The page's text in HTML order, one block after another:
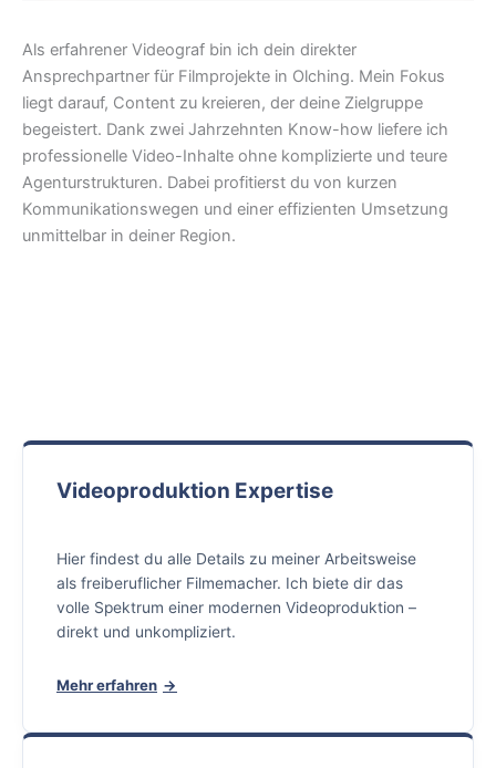
Als erfahrener Videograf bin ich dein direkter
Ansprechpartner für Filmprojekte in Olching. Mein Fokus
liegt darauf, Content zu kreieren, der deine Zielgruppe
begeistert. Dank zwei Jahrzehnten Know-how liefere ich
professionelle Video-Inhalte ohne komplizierte und teure
Agenturstrukturen. Dabei profitierst du von kurzen
Kommunikationswegen und einer effizienten Umsetzung
unmittelbar in deiner Region.
Videoproduktion Expertise
Hier findest du alle Details zu meiner Arbeitsweise
als freiberuflicher Filmemacher. Ich biete dir das
volle Spektrum einer modernen Videoproduktion –
direkt und unkompliziert.
Mehr erfahren